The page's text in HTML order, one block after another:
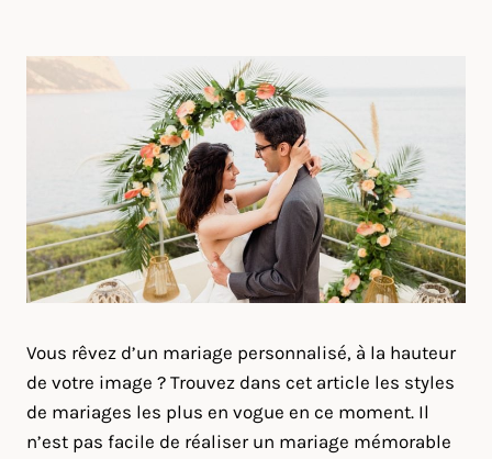
Vous rêvez d’un mariage personnalisé, à la hauteur
de votre image ? Trouvez dans cet article les styles
de mariages les plus en vogue en ce moment. Il
n’est pas facile de réaliser un mariage mémorable